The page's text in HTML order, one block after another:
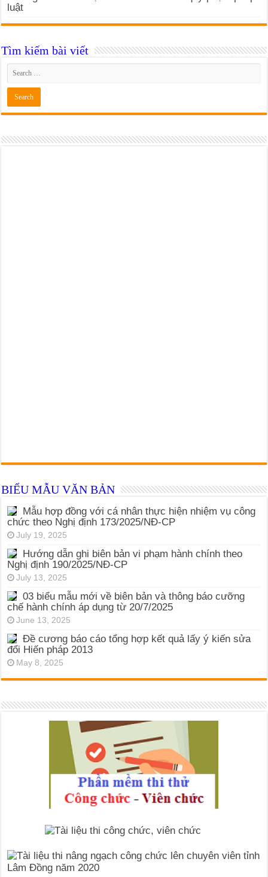
luật
Tìm kiếm bài viết
BIỂU MẪU VĂN BẢN
Mẫu hợp đồng với cá nhân thực hiện nhiệm vụ công
chức theo Nghị định 173/2025/NĐ-CP
July 19, 2025
Hướng dẫn ghi biên bản vi phạm hành chính theo
Nghị định 190/2025/NĐ-CP
July 13, 2025
03 biểu mẫu mới về biên bản và thông báo cưỡng
chế hành chính áp dụng từ 20/7/2025
June 13, 2025
Đề cương báo cáo tổng hợp kết quả lấy ý kiến sửa
đổi Hiến pháp 2013
May 8, 2025